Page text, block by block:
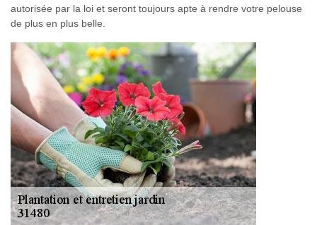
autorisée par la loi et seront toujours apte à rendre votre pelouse
de plus en plus belle.